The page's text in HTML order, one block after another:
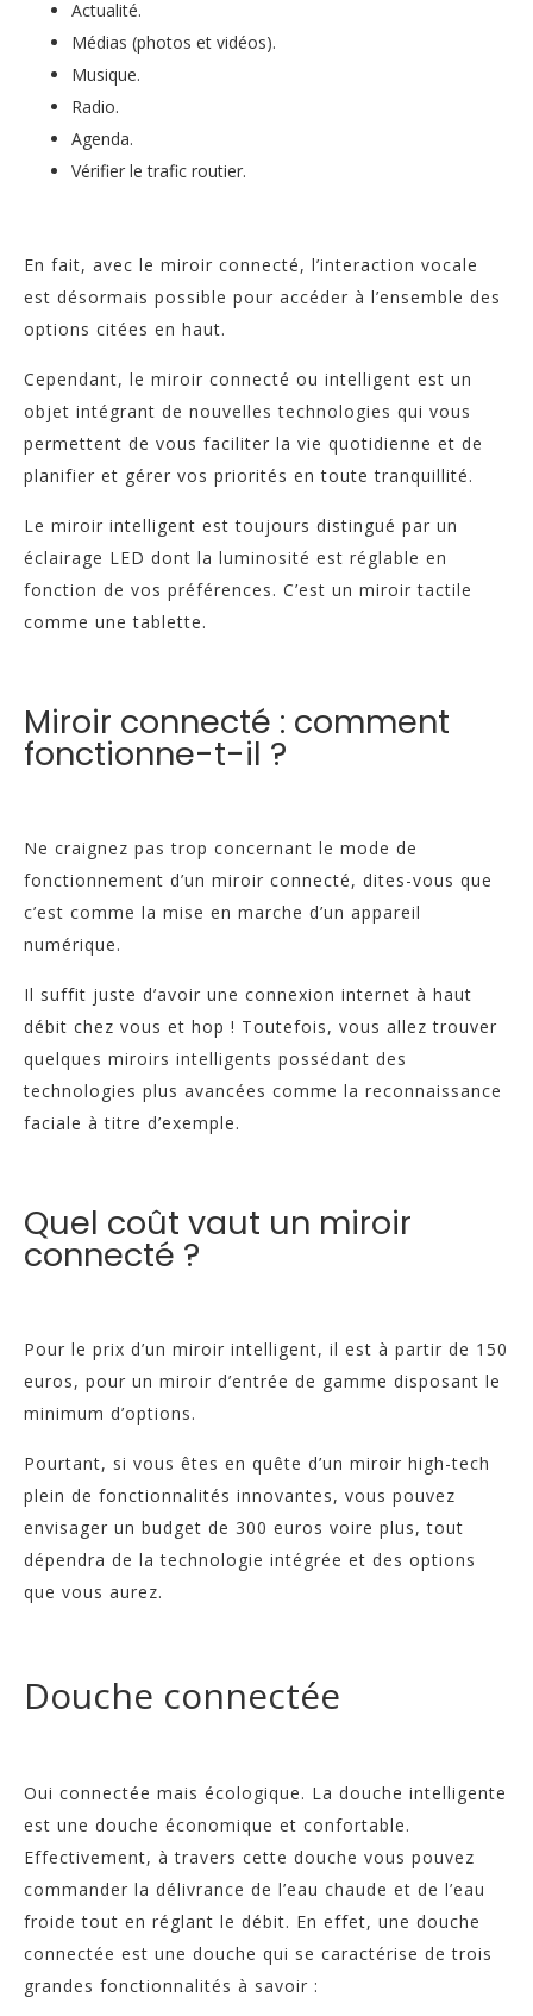
Actualité.
Médias (photos et vidéos).
Musique.
Radio.
Agenda.
Vérifier le trafic routier.
En fait, avec le miroir connecté, l’interaction vocale
est désormais possible pour accéder à l’ensemble des
options citées en haut.
Cependant, le miroir connecté ou intelligent est un
objet intégrant de nouvelles technologies qui vous
permettent de vous faciliter la vie quotidienne et de
planifier et gérer vos priorités en toute tranquillité.
Le miroir intelligent est toujours distingué par un
éclairage LED dont la luminosité est réglable en
fonction de vos préférences. C’est un miroir tactile
comme une tablette.
Miroir connecté : comment
fonctionne-t-il ?
Ne craignez pas trop concernant le mode de
fonctionnement d’un miroir connecté, dites-vous que
c’est comme la mise en marche d’un appareil
numérique.
Il suffit juste d’avoir une connexion internet à haut
débit chez vous et hop ! Toutefois, vous allez trouver
quelques miroirs intelligents possédant des
technologies plus avancées comme la reconnaissance
faciale à titre d’exemple.
Quel coût vaut un miroir
connecté ?
Pour le prix d’un miroir intelligent, il est à partir de 150
euros, pour un miroir d’entrée de gamme disposant le
minimum d’options.
Pourtant, si vous êtes en quête d’un miroir high-tech
plein de fonctionnalités innovantes, vous pouvez
envisager un budget de 300 euros voire plus, tout
dépendra de la technologie intégrée et des options
que vous aurez.
Douche connectée
Oui connectée mais écologique. La douche intelligente
est une douche économique et confortable.
Effectivement, à travers cette douche vous pouvez
commander la délivrance de l’eau chaude et de l’eau
froide tout en réglant le débit. En effet, une douche
connectée est une douche qui se caractérise de trois
grandes fonctionnalités à savoir :